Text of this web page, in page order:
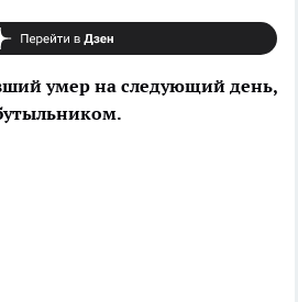
умер на следующий день,